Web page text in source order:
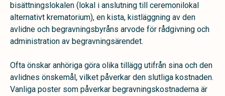
bisättningslokalen (lokal i anslutning till ceremonilokal
alternativt krematorium), en kista, kistläggning av den
avlidne och begravningsbyråns arvode för rådgivning och
administration av begravningsärendet.
Ofta önskar anhöriga göra olika tillägg utifrån sina och den
avlidnes önskemål, vilket påverkar den slutliga kostnaden.
Vanliga poster som påverkar begravningskostnaderna är